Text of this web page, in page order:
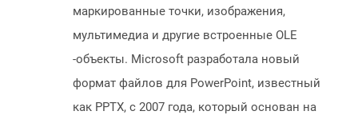
маркированные точки, изображения,
мультимедиа и другие встроенные OLE
-объекты. Microsoft разработала новый
формат файлов для PowerPoint, известный
как PPTX, с 2007 года, который основан на